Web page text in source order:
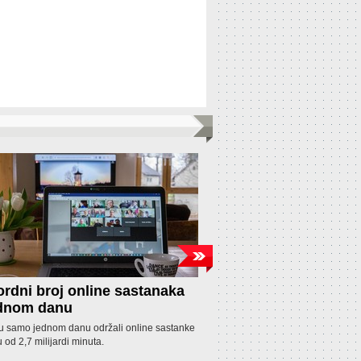
broj online sastanaka
danu
samo jednom danu održali online sastanke
od 2,7 milijardi minuta.
Fitness aplikacija
korisnicima
Fitness aplikacija pod
nudila pomoć u mršavljenju na
uzimala novac (između 5 i 50